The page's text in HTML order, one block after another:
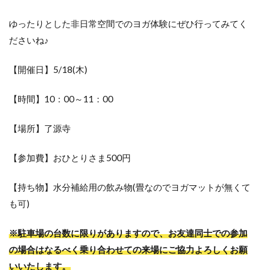
ゆったりとした非日常空間でのヨガ体験にぜひ行ってみてく
ださいね♪
【開催日】5/18(木)
【時間】10：00～11：00
【場所】了源寺
【参加費】おひとりさま500円
【持ち物】水分補給用の飲み物(畳なのでヨガマットが無くて
も可)
※駐車場の台数に限りがありますので、お友達同士での参加
の場合はなるべく乗り合わせての来場にご協力よろしくお願
いいたします。